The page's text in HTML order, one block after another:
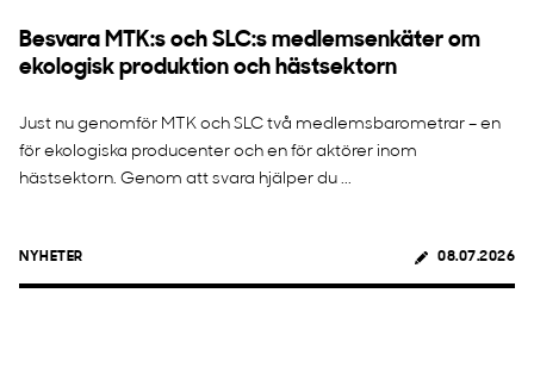
Besvara MTK:s och SLC:s medlemsenkäter om
ekologisk produktion och hästsektorn
Just nu genomför MTK och SLC två medlemsbarometrar – en
för ekologiska producenter och en för aktörer inom
hästsektorn. Genom att svara hjälper du ...
NYHETER 08.07.2026